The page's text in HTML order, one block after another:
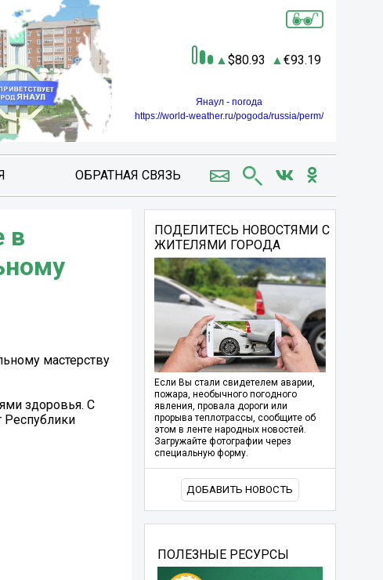
80.93 93.19
Янаул - погода
https://world-weather.ru/pogoda/russia/perm/
ОБРАТНАЯ СВЯЗЬ
в
мастерству
здоровья. С
Республики
ПОДЕЛИТЕСЬ НОВОСТЯМИ С
ЖИТЕЛЯМИ ГОРОДА
Если Вы стали свидетелем аварии,
пожара, необычного погодного
явления, провала дороги или
прорыва теплотрассы, сообщите об
этом в ленте народных новостей.
Загружайте фотографии через
специальную форму.
ДОБАВИТЬ НОВОСТЬ
ПОЛЕЗНЫЕ РЕСУРСЫ